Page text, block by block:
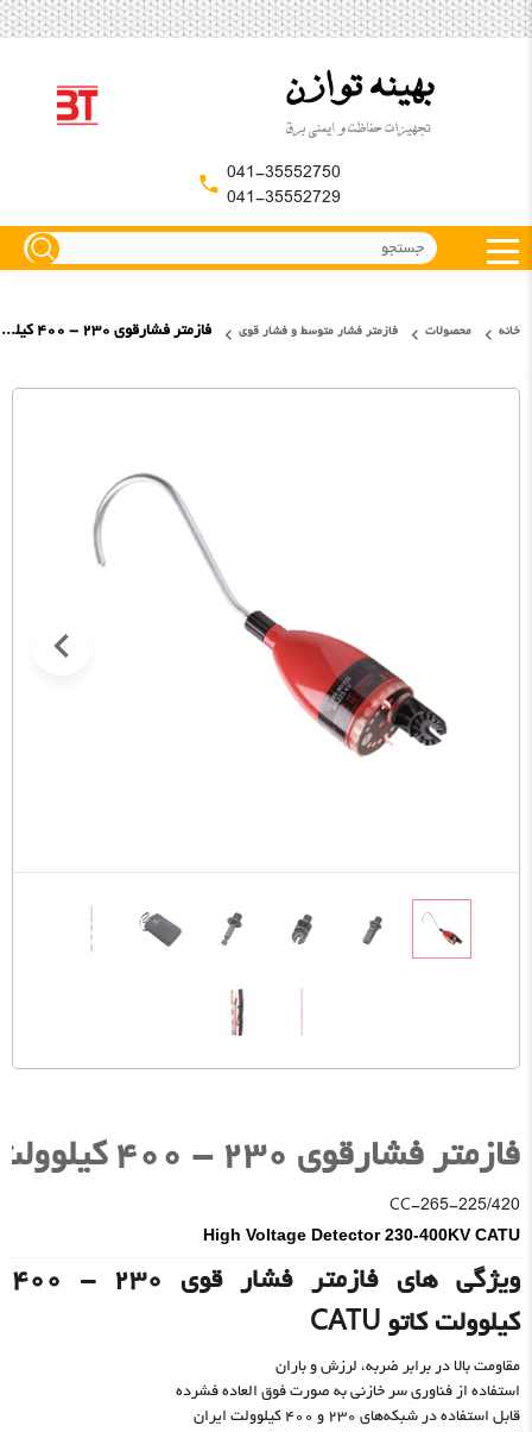
041-35552750
041-35552729
خانه محصولات فازمتر فشار متوسط و فشار قوی فازمتر فشارقوی ۲۳۰ - ۴۰۰ کیلوولت کاتو فرانسه
فازمتر فشارقوی ۲۳۰ - ۴۰۰ کیلوولت کاتو فرانسه
CC-265-225/420
High Voltage Detector 230-400KV CATU
ویژگی های فازمتر فشار قوی ۲۳۰ - ۴۰۰
کیلوولت کاتو CATU
مقاومت بالا در برابر ضربه، لرزش و باران
استفاده از فناوری سر خازنی به صورت فوق العاده فشرده
قابل استفاده در شبکه‌های ۲۳۰ و ۴۰۰ کیلوولت ایران